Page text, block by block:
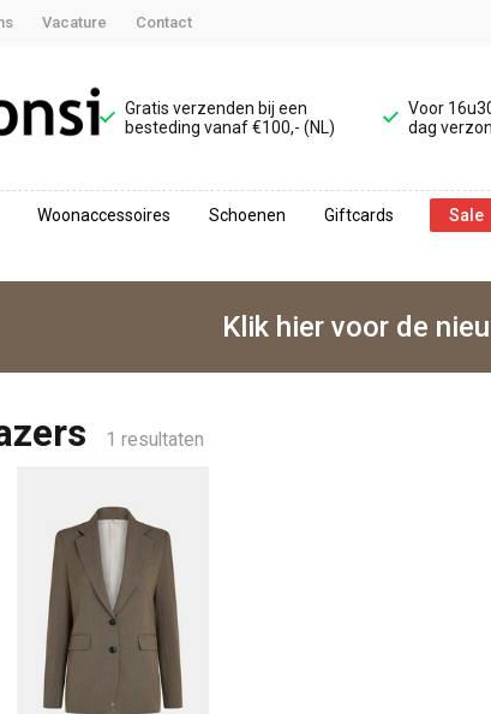
Vacature Contact
Gratis verzenden bij een
besteding vanaf €100,- (NL)
Voor
dag
Woonaccessoires Schoenen Giftcards Sale
Klik hier voor de
1 resultaten